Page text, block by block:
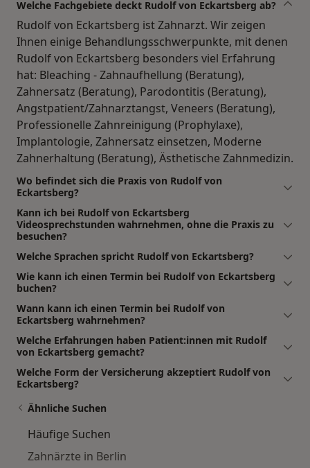
Welche Fachgebiete deckt Rudolf von Eckartsberg ab?
Rudolf von Eckartsberg ist Zahnarzt. Wir zeigen
Ihnen einige Behandlungsschwerpunkte, mit denen
Rudolf von Eckartsberg besonders viel Erfahrung
hat: Bleaching - Zahnaufhellung (Beratung),
Zahnersatz (Beratung), Parodontitis (Beratung),
Angstpatient/Zahnarztangst, Veneers (Beratung),
Professionelle Zahnreinigung (Prophylaxe),
Implantologie, Zahnersatz einsetzen, Moderne
Zahnerhaltung (Beratung), Ästhetische Zahnmedizin.
Wo befindet sich die Praxis von Rudolf von
Eckartsberg?
Kann ich bei Rudolf von Eckartsberg
Videosprechstunden wahrnehmen, ohne die Praxis zu
besuchen?
Welche Sprachen spricht Rudolf von Eckartsberg?
Wie kann ich einen Termin bei Rudolf von Eckartsberg
buchen?
Wann kann ich einen Termin bei Rudolf von
Eckartsberg wahrnehmen?
Welche Erfahrungen haben Patient:innen mit Rudolf
von Eckartsberg gemacht?
Welche Form der Versicherung akzeptiert Rudolf von
Eckartsberg?
Ähnliche Suchen
Häufige Suchen
Zahnärzte in Berlin